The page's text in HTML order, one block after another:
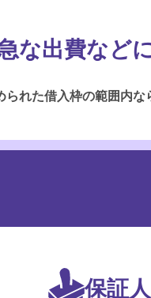
な出費など
られた借入枠の範囲内な
保証